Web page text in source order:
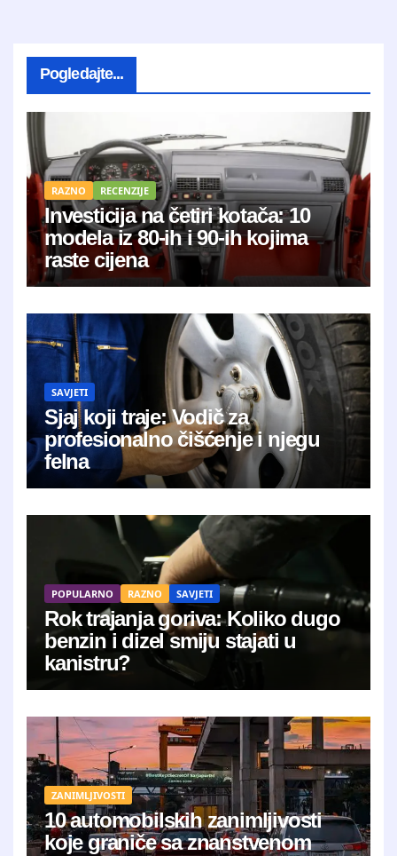
Pogledajte...
RAZNO RECENZIJE
Investicija na četiri kotača: 10
modela iz 80-ih i 90-ih kojima
raste cijena
SAVJETI
Sjaj koji traje: Vodič za
profesionalno čišćenje i njegu
felna
POPULARNO RAZNO SAVJETI
Rok trajanja goriva: Koliko dugo
benzin i dizel smiju stajati u
kanistru?
ZANIMLJIVOSTI
10 automobilskih zanimljivosti
koje graniče sa znanstvenom